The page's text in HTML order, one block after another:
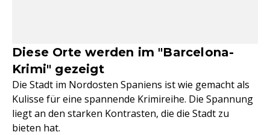
Diese Orte werden im "Barcelona-
Krimi" gezeigt
Die Stadt im Nordosten Spaniens ist wie gemacht als
Kulisse für eine spannende Krimireihe. Die Spannung
liegt an den starken Kontrasten, die die Stadt zu
bieten hat.